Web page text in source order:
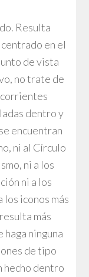
Resulta
en el
de vista
no trate de
dentro y
encuentran
ni al Círculo
ni a los
ni a los
iconos más
más
ninguna
de tipo
hecho dentro